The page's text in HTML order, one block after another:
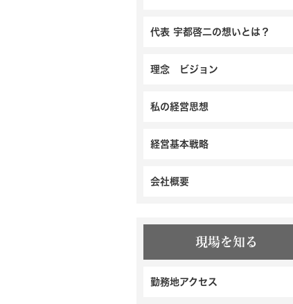
代表 宇都啓二の想いとは？
理念 ビジョン
私の経営思想
経営基本戦略
会社概要
現場を知る
勤務地アクセス